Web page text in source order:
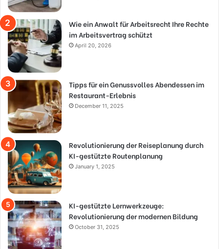
Wie ein Anwalt für Arbeitsrecht Ihre Rechte
im Arbeitsvertrag schützt
April 20, 2026
Tipps für ein Genussvolles Abendessen im
Restaurant-Erlebnis
December 11, 2025
Revolutionierung der Reiseplanung durch
KI-gestützte Routenplanung
January 1, 2025
KI-gestützte Lernwerkzeuge:
Revolutionierung der modernen Bildung
October 31, 2025